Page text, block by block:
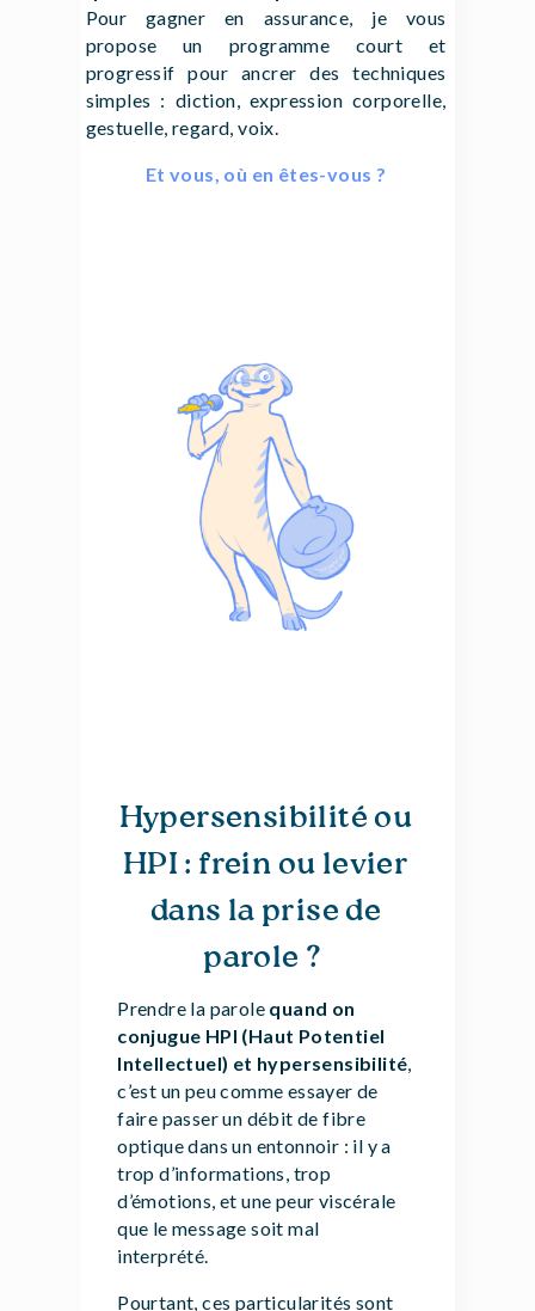
Pour gagner en assurance, je vous
propose un programme court et
progressif pour ancrer des techniques
simples : diction, expression corporelle,
gestuelle, regard, voix.
Et vous, où en êtes-vous ?
Hypersensibilité ou
HPI : frein ou levier
dans la prise de
parole ?
Prendre la parole quand on
conjugue HPI (Haut Potentiel
Intellectuel) et hypersensibilité,
c’est un peu comme essayer de
faire passer un débit de fibre
optique dans un entonnoir : il y a
trop d’informations, trop
d’émotions, et une peur viscérale
que le message soit mal
interprété.
Pourtant, ces particularités sont